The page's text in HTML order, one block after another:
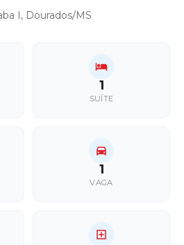
I, Dourados/MS
1
SUÍTE
1
VAGA